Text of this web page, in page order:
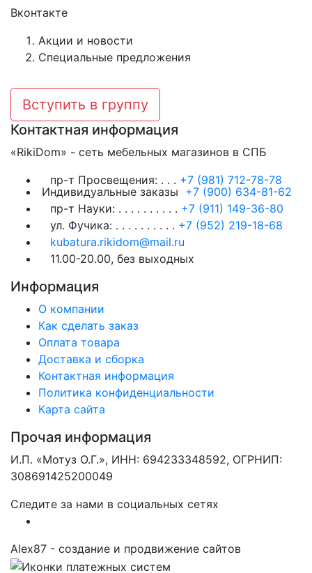
Вконтакте
Акции и новости
Специальные предложения
Вступить в группу
Контактная информация
«RikiDom» - сеть мебельных магазинов в СПБ
пр-т Просвещения: . . . +7 (981) 712-78-78
Индивидуальные заказы +7 (900) 634-81-62
пр-т Науки: . . . . . . . . . . +7 (911) 149-36-80
ул. Фучика: . . . . . . . . . . +7 (952) 219-18-68
kubatura.rikidom@mail.ru
11.00-20.00, без выходных
Информация
О компании
Как сделать заказ
Оплата товара
Доставка и сборка
Контактная информация
Политика конфиденциальности
Карта сайта
Прочая информация
И.П. «Мотуз О.Г.», ИНН: 694233348592, ОГРНИП:
308691425200049
Следите за нами в социальных сетях
Alex87 - создание и продвижение сайтов